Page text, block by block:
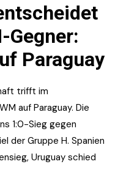
Gegner:
Paraguay
trifft im
auf Paraguay. Die
1:0-Sieg gegen
der Gruppe H. Spanien
Uruguay schied